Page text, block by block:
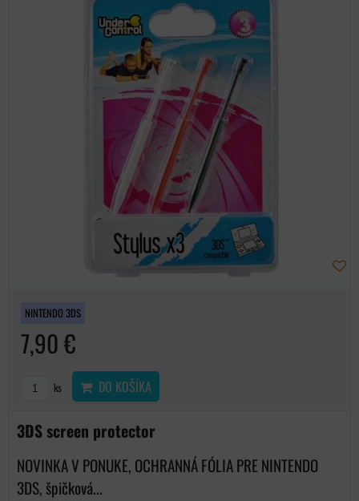
NINTENDO 3DS
7,90 €
ks DO KOŠÍKA
3DS screen protector
NOVINKA V PONUKE, OCHRANNÁ FÓLIA PRE NINTENDO
3DS, špičková...